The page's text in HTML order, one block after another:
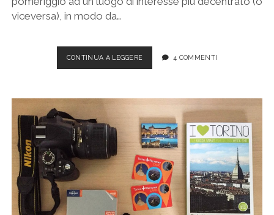
viceversa), in modo da…
CONTINUA A LEGGERE TORINO,
ITINERARIO
E
JUVENTUS
MUSEUM
E
STADIUM
TOUR
4 COMMENTI